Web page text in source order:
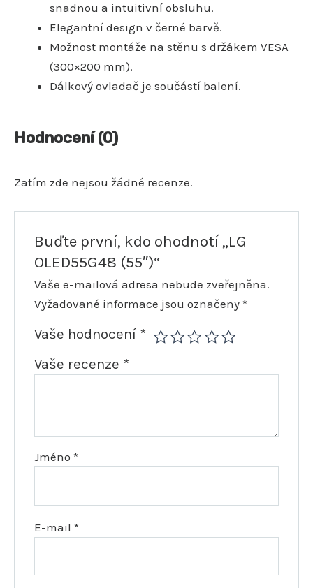
snadnou a intuitivní obsluhu.
Elegantní design v černé barvě.
Možnost montáže na stěnu s držákem VESA
(300×200 mm).
Dálkový ovladač je součástí balení.
Hodnocení (0)
Zatím zde nejsou žádné recenze.
Buďte první, kdo ohodnotí „LG
OLED55G48 (55″)“
Vaše e-mailová adresa nebude zveřejněna.
Vyžadované informace jsou označeny*
Vaše hodnocení *
Vaše recenze *
Jméno*
E-mail*